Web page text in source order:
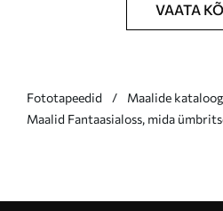
VAATA
Fototapeedid Maalide kataloog
Maalid Fantaasialoss, mida
kuumaõhupallid, mis hõljuvad